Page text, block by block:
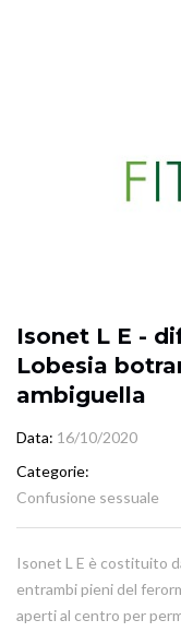
Isonet L E -
Lobesia
ambiguella
Data 16/10/2020
Categorie
Confusione sessuale
Isonet L E è costituito
entrambi pieni del
aperti al centro per